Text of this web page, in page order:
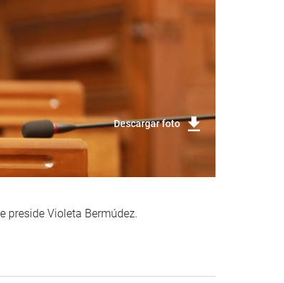
Descargar foto
preside Violeta Bermúdez.